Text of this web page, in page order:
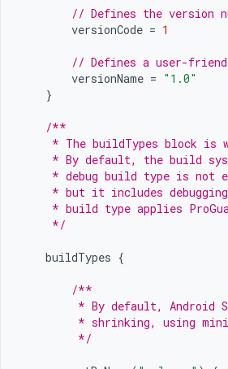
// Defines the version
versionCode = 1
// Defines a user-
versionName = "1.0"
}
/**
* The buildTypes block is
* By default, the build
* debug build type is not
* but it includes
* build type applies
     */
buildTypes {
/**
* By default, Android
* shrinking, using
         */